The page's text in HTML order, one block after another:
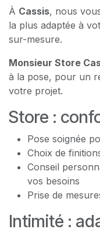
À Cassis, nous
la plus adaptée à
sur-mesure.
Monsieur Store
à la pose, pour un
votre projet.
Store :
Pose soignée
Choix de
Conseil
vos besoins
Prise de
Intimité :